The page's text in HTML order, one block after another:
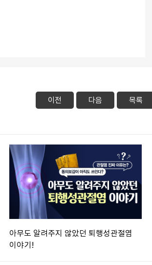
이전 다음 목록
아무도 알려주지 않았던 퇴행성관절염
이야기!